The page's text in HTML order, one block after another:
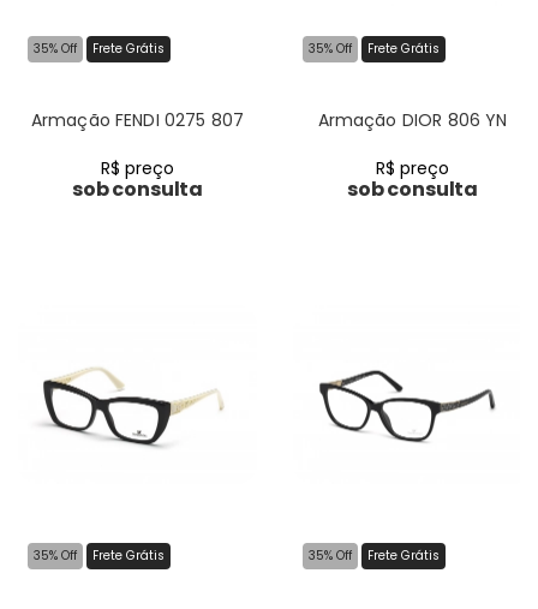
35% Off Frete Grátis
Armação FENDI 0275 807
R$ preço
sob consulta
35% Off Frete Grátis
Armação DIOR 806 YN
R$ preço
sob consulta
35% Off Frete Grátis 35% Off Frete Grátis